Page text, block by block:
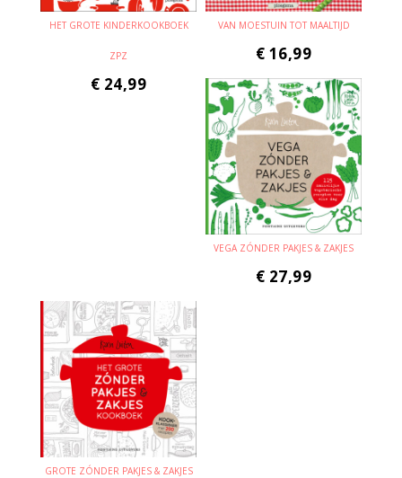
HET GROTE KINDERKOOKBOEK
ZPZ
€ 24,99
VAN MOESTUIN TOT MAALTIJD
€ 16,99
VEGA ZÓNDER PAKJES & ZAKJES
€ 27,99
GROTE ZÓNDER PAKJES & ZAKJES